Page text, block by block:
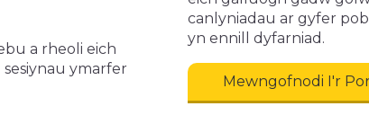
a rheoli eich
ymarfer
canlyniadau ar gyfer
yn ennill dyfarniad.
Mewngofnodi I'r